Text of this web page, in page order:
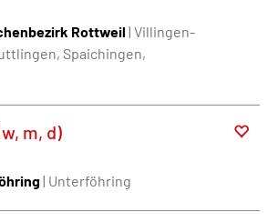
Rottweil| Villingen-
Spaichingen,
m, d)
| Unterföhring